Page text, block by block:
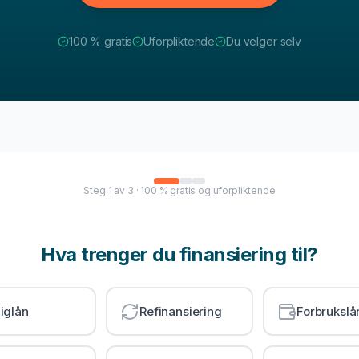
100 % gratis Uforpliktende Du velger selv
Steg 1 av 3 · 100 % gratis og uforpliktende
Hva trenger du finansiering til?
Refinansiering